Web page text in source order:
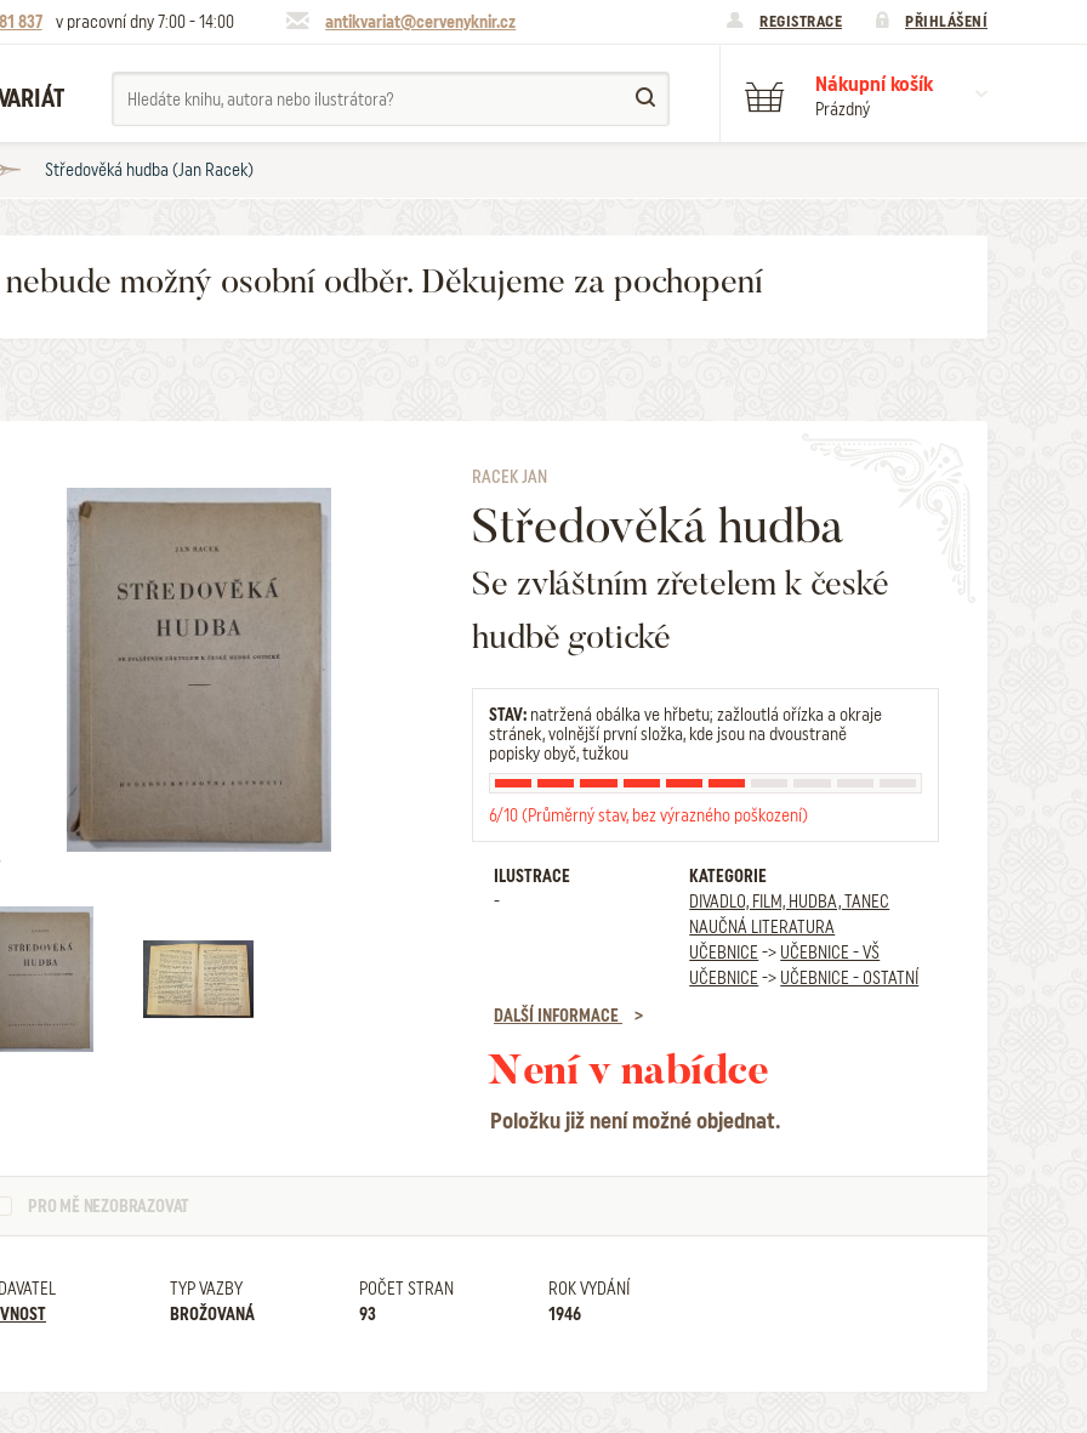
837 v pracovní dny 7:00 - 14:00 antikvariat@cervenyknir.cz REGISTRACE PŘIHLÁŠENÍ
Nákupní košík
Prázdný
Středověká hudba (Jan Racek)
možný osobní odběr. Děkujeme za pochopení
RACEK JAN
Středověká hudba
Se zvláštním zřetelem k české
hudbě gotické
STAV: natržená obálka ve hřbetu; zažloutlá ořízka a okraje
stránek, volnější první složka, kde jsou na dvoustraně
popisky obyč, tužkou
6/10 (Průměrný stav, bez výrazného poškození)
ILUSTRACE
-
KATEGORIE
DIVADLO, FILM, HUDBA, TANEC
NAUČNÁ LITERATURA
UČEBNICE -> UČEBNICE - VŠ
UČEBNICE -> UČEBNICE - OSTATNÍ
DALŠÍ INFORMACE
Není v nabídce
Položku již není možné objednat.
PRO MĚ NEZOBRAZOVAT
TYP VAZBY
BROŽOVANÁ
POČET STRAN
93
ROK VYDÁNÍ
1946